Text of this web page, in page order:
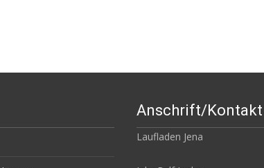
Anschrift/Kontakt
Laufladen Jena